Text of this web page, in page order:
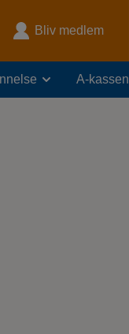
Bliv medlem
A-kassen